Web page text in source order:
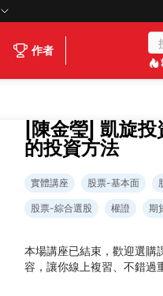
作者
|陳金瑩| 凱旋
的投資方法
實體講座 股票-基本面
股票-綜合選股 權證 期
本場講座已結束，歡迎選購
容，讓你線上複習、不錯過